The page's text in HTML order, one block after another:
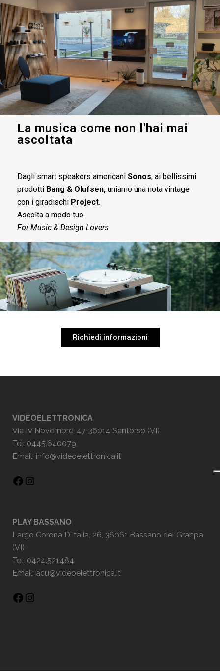
La musica come non l'hai mai
ascoltata
Dagli smart speakers americani Sonos, ai bellissimi
prodotti Bang & Olufsen, uniamo una nota vintage
con i giradischi Project.
Ascolta a modo tuo.
For Music & Design Lovers
Richiedi informazioni
VIDEOELETTRONICA
Via IV Novembre, 47 36014 Santorso (VI)
Tel: 0445.640079
Email: info@videoelettronica.it
PLAY BASSANO
Largo Corona D'Italia, 26, 36061 Bassano del Grappa
(VI)
Tel. 0424.521484
Email: acu@videoelettronica.it